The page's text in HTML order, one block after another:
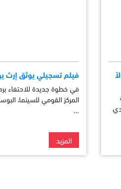
فيلم تسجيلي يوثق
في خطوة جديدة للاحتفاء
المركز القومي للسينما،
…
المزيد